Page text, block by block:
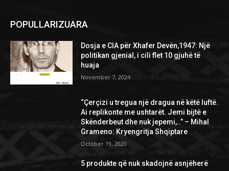
POPULLARIZUARA
Dosja e CIA për Xhafer Devën,1947: Një
politikan gjenial, i cili flet 10 gjuhë të
huaja
November 7, 2024
“Çerçizi u tregua një dragua në këtë luftë.
Ai replikonte me ushtarët. Jemi bijtë e
Skënderbeut dhe nuk jepemi,..” – Mihal
Grameno: Kryengritja Shqiptare
October 19, 2020
5 produkte që nuk skadojnë asnjëherë